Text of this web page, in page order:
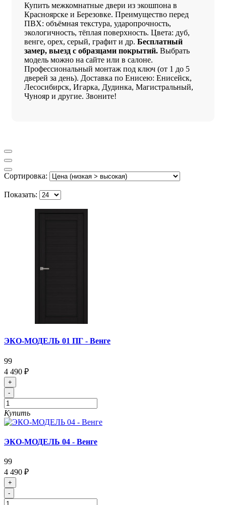
Купить межкомнатные двери из экошпона в
Красноярске и Березовке. Преимущество перед
ПВХ: объёмная текстура, ударопрочность,
экологичность, тёплая поверхность. Цвета: дуб,
венге, орех, серый, графит и др. Бесплатный
замер, выезд с образцами покрытий. Выбрать
модель можно на сайте или в салоне.
Профессиональный монтаж под ключ (от 1 до 5
дверей за день). Доставка по Енисею: Енисейск,
Лесосибирск, Игарка, Дудинка, Магистральный,
Чунояр и другие. Звоните!
Сортировка:
Показать:
ЭКО-МОДЕЛЬ 01 ПГ - Венге
99
4 490 ₽
+
-
Купить
ЭКО-МОДЕЛЬ 04 - Венге
99
4 490 ₽
+
-